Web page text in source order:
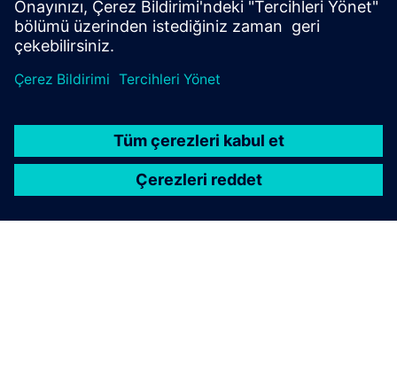
e-Kitap serisi | Başarılı heterojen entegrasyon rehberiniz